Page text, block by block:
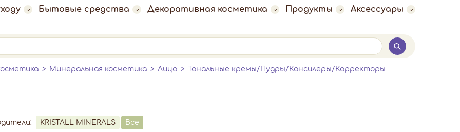
Бытовые средства Декоративная косметика Продукты Аксессуары
Минеральная косметика Лицо Тональные кремы/Пудры/Консилеры/Корректоры
KRISTALL MINERALS Все